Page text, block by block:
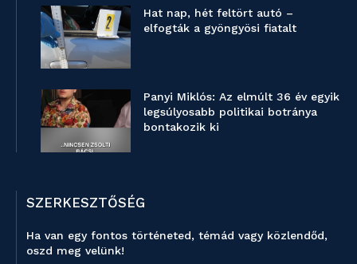
Hat nap, hét feltört autó –
elfogták a gyöngyösi fiatalt
Panyi Miklós: Az elmúlt 36 év egyik
legsúlyosabb politikai botránya
bontakozik ki
SZERKESZTŐSÉG
Ha van egy fontos történeted, témád vagy közlendőd,
oszd meg velünk!